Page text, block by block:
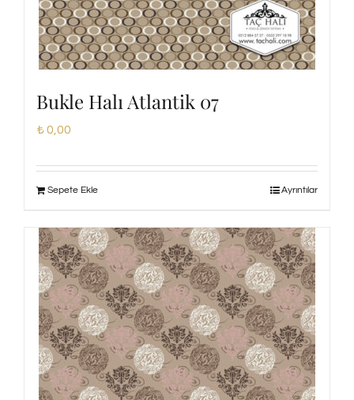
Bukle Halı Atlantik 07
₺0,00
Sepete Ekle Ayrıntılar